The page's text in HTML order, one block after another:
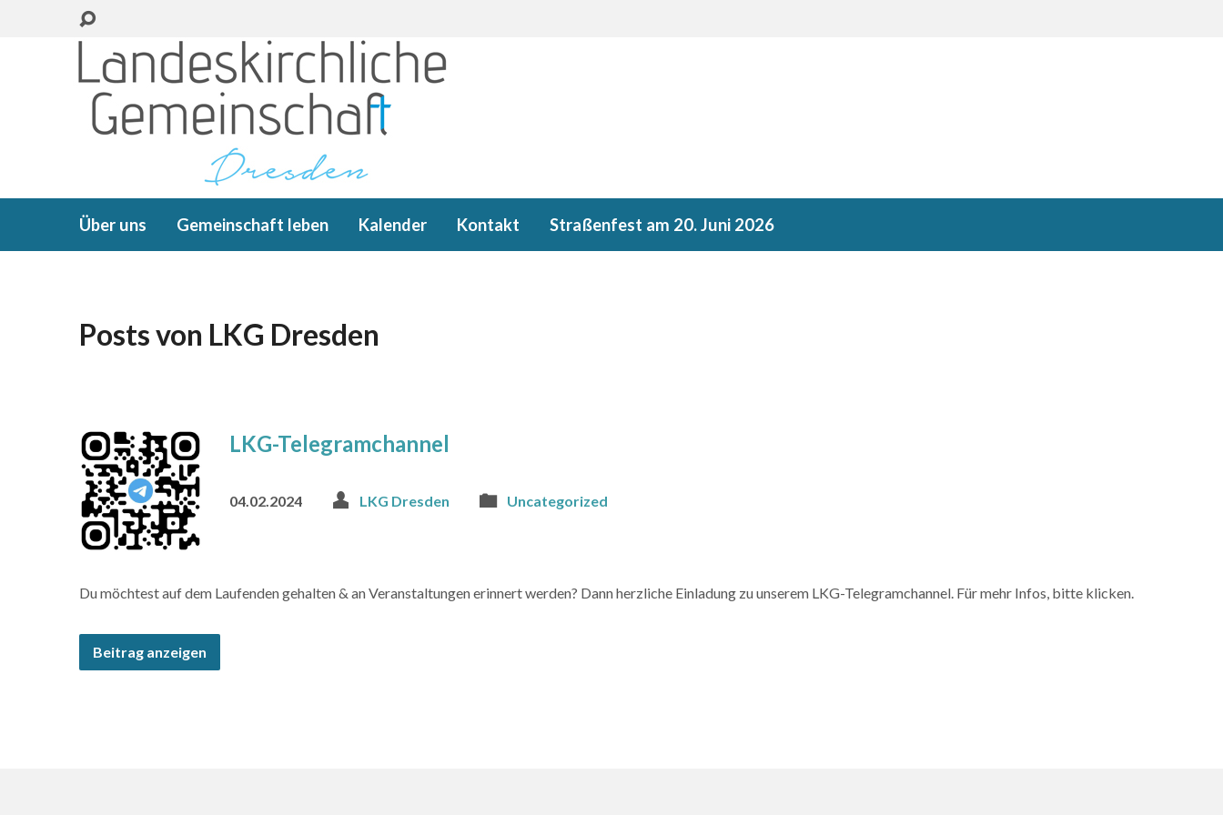
Über uns Gemeinschaft leben Kalender Kontakt Straßenfest am 20. Juni 2026
Posts von LKG Dresden
LKG-Telegramchannel
04.02.2024 LKG Dresden Uncategorized
Du möchtest auf dem Laufenden gehalten & an Veranstaltungen erinnert werden? Dann herzliche Einladung zu unserem LKG-Telegramchannel. Für mehr Infos, bitte klicken.
Beitrag anzeigen